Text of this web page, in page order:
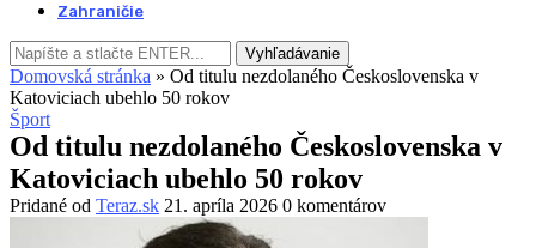
Zahraničie
Vyhľadávanie
Domovská stránka » Od titulu nezdolaného Československa v
Katoviciach ubehlo 50 rokov
Šport
Od titulu nezdolaného Československa v
Katoviciach ubehlo 50 rokov
Pridané od Teraz.sk 21. apríla 2026 0 komentárov